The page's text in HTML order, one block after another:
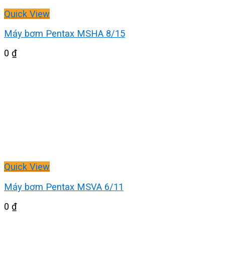
Quick View
Máy bơm Pentax MSHA 8/15
0 ₫
Quick View
Máy bơm Pentax MSVA 6/11
0 ₫